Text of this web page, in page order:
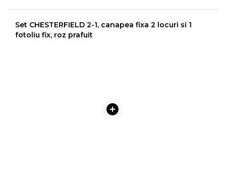
Set CHESTERFIELD 2-1, canapea fixa 2 locuri si 1
fotoliu fix, roz prafuit